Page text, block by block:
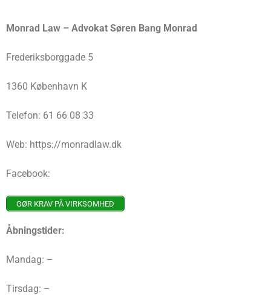
Monrad Law – Advokat Søren Bang Monrad
Frederiksborggade 5
1360 København K
Telefon: 61 66 08 33
Web: https://monradlaw.dk
Facebook:
GØR KRAV PÅ VIRKSOMHED
Åbningstider:
Mandag: –
Tirsdag: –